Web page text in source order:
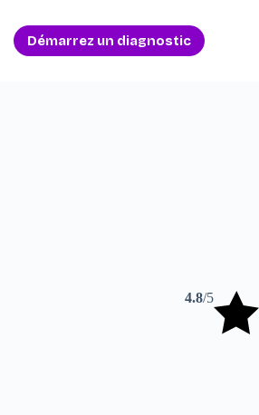
Démarrez un diagnostic
4.8/5